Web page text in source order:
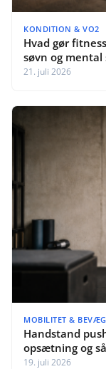
KONDITION & VO2
Hvad gør
søvn og
21. juli 2026
MOBILITET &
Handstand
opsætning og
19. juli 2026